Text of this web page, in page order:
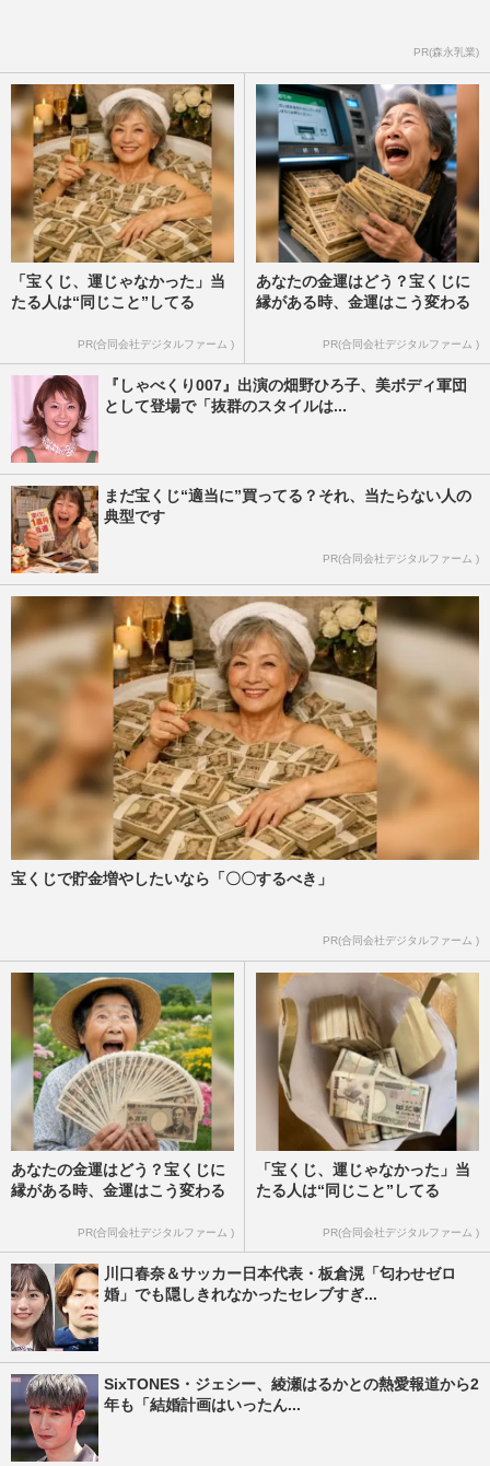
PR(森永乳業)
「宝くじ、運じゃなかった」当
たる人は“同じこと”してる
PR(合同会社デジタルファーム )
あなたの金運はどう？宝くじに
縁がある時、金運はこう変わる
PR(合同会社デジタルファーム )
『しゃべくり007』出演の畑野ひろ子、美ボディ軍団
として登場で「抜群のスタイルは...
まだ宝くじ“適当に”買ってる？それ、当たらない人の
典型です
PR(合同会社デジタルファーム )
宝くじで貯金増やしたいなら「〇〇するべき」
PR(合同会社デジタルファーム )
あなたの金運はどう？宝くじに
縁がある時、金運はこう変わる
PR(合同会社デジタルファーム )
「宝くじ、運じゃなかった」当
たる人は“同じこと”してる
PR(合同会社デジタルファーム )
川口春奈＆サッカー日本代表・板倉滉「匂わせゼロ
婚」でも隠しきれなかったセレブすぎ...
SixTONES・ジェシー、綾瀬はるかとの熱愛報道から2
年も「結婚計画はいったん...